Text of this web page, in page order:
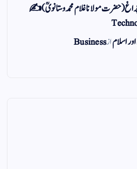
مولانا غلام محمد وستانویؒ)✍
اسلامازBusiness